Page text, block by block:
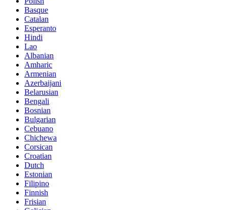
Basque
Catalan
Esperanto
Hindi
Lao
Albanian
Amharic
Armenian
Azerbaijani
Belarusian
Bengali
Bosnian
Bulgarian
Cebuano
Chichewa
Corsican
Croatian
Dutch
Estonian
Filipino
Finnish
Frisian